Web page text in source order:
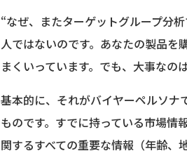
“なぜ、またターゲットグループ分
人ではないのです。あなたの製品を
まくいっています。でも、大事なの
基本的に、それがバイヤーペルソナ
ものです。すでに持っている市場情
関するすべての重要な情報（年齢、